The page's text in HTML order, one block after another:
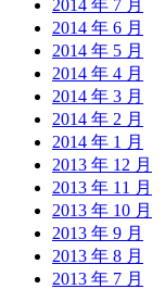
2014 年 7 月
2014 年 6 月
2014 年 5 月
2014 年 4 月
2014 年 3 月
2014 年 2 月
2014 年 1 月
2013 年 12 月
2013 年 11 月
2013 年 10 月
2013 年 9 月
2013 年 8 月
2013 年 7 月